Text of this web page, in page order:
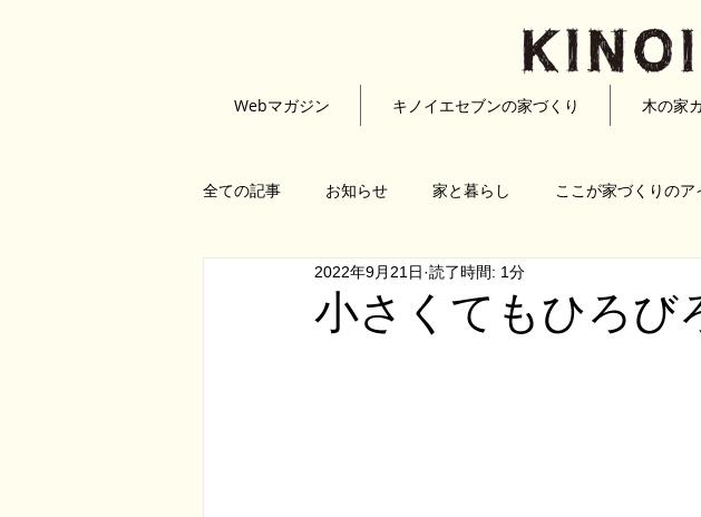
Webマガジン キノイエセブンの家づくり 木の家
全ての記事 お知らせ 家と暮らし ここが家づくりのア
小野育代 根來宏典
小さくてもひろび
2022年9月21日 読了時間: 1分